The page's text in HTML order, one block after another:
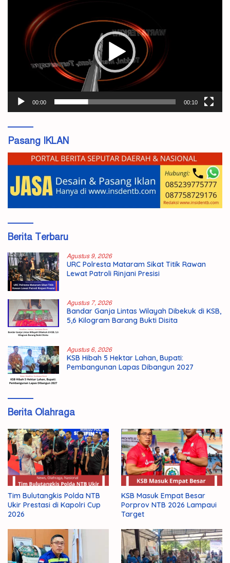
00:00 00:10
Pasang IKLAN
Berita Terbaru
Agustus 9, 2026
URC Polresta Mataram Sikat Titik Rawan
Lewat Patroli Rinjani Presisi
Agustus 7, 2026
Bandar Ganja Lintas Wilayah Dibekuk di KSB,
5,6 Kilogram Barang Bukti Disita
Agustus 6, 2026
KSB Hibah 5 Hektar Lahan, Bupati:
Pembangunan Lapas Dibangun 2027
Berita Olahraga
Tim Bulutangkis Polda NTB
Ukir Prestasi di Kapolri Cup
2026
KSB Masuk Empat Besar
Porprov NTB 2026 Lampaui
Target